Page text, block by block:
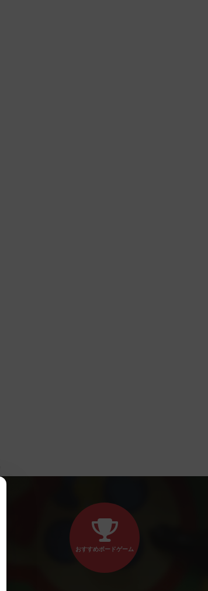
おすすめボードゲーム